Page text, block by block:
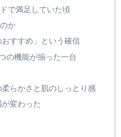
で満足していた頃
か
すすめ」という確信
の機能が揃った一台
らかさと肌のしっとり感
変わった